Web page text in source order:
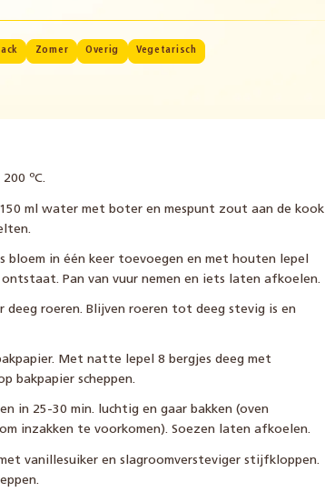
Zomer Overig Vegetarisch
ºC.
ml water met boter en mespunt zout aan de kook
bloem in één keer toevoegen en met houten lepel
Pan van vuur nemen en iets laten afkoelen.
deeg roeren. Blijven roeren tot deeg stevig is en
Met natte lepel 8 bergjes deeg met
bakpapier scheppen.
in 25-30 min. luchtig en gaar bakken (oven
inzakken te voorkomen). Soezen laten afkoelen.
vanillesuiker en slagroomversteviger stijfkloppen.